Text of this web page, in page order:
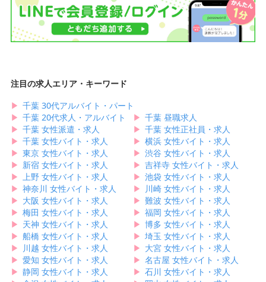
注目の求人エリア・キーワード
▶︎ 千葉 30代アルバイト・パート
▶︎ 千葉 20代求人・アルバイト ▶︎ 千葉 昼職求人
▶︎ 千葉 女性派遣・求人 ▶︎ 千葉 女性正社員・求人
▶︎ 千葉 女性バイト・求人 ▶︎ 横浜 女性バイト・求人
▶︎ 東京 女性バイト・求人 ▶︎ 渋谷 女性バイト・求人
▶︎ 新宿 女性バイト・求人 ▶︎ 吉祥寺 女性バイト・求人
▶︎ 上野 女性バイト・求人 ▶︎ 池袋 女性バイト・求人
▶︎ 神奈川 女性バイト・求人 ▶︎ 川崎 女性バイト・求人
▶︎ 大阪 女性バイト・求人 ▶︎ 難波 女性バイト・求人
▶︎ 梅田 女性バイト・求人 ▶︎ 福岡 女性バイト・求人
▶︎ 天神 女性バイト・求人 ▶︎ 博多 女性バイト・求人
▶︎ 船橋 女性バイト・求人 ▶︎ 埼玉 女性バイト・求人
▶︎ 川越 女性バイト・求人 ▶︎ 大宮 女性バイト・求人
▶︎ 愛知 女性バイト・求人 ▶︎ 名古屋 女性バイト・求人
▶︎ 静岡 女性バイト・求人 ▶︎ 石川 女性バイト・求人